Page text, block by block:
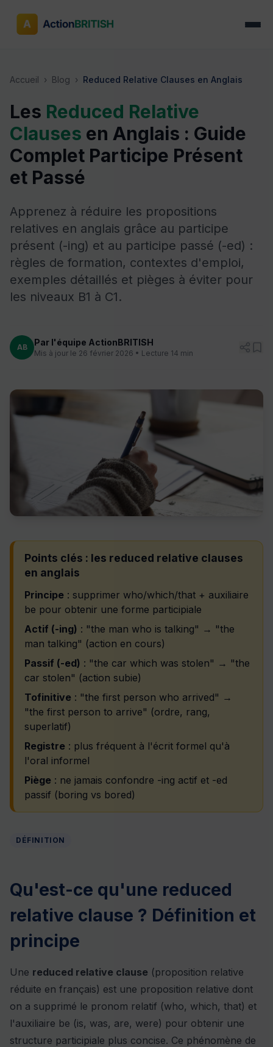
Accueil › Blog › Reduced Relative Clauses en Anglais
Les Reduced Relative
Clauses en Anglais : Guide
Complet Participe Présent
et Passé
Apprenez à réduire les propositions
relatives en anglais grâce au participe
présent (-ing) et au participe passé (-ed) :
règles de formation, contextes d'emploi,
exemples détaillés et pièges à éviter pour
les niveaux B1 à C1.
AB Par l'équipe ActionBRITISH
Mis à jour le 26 février 2026 • Lecture 14 min
Points clés : les reduced relative clauses
en anglais
Principe : supprimer who/which/that + auxiliaire
be pour obtenir une forme participiale
Actif (-ing) : "the man who is talking" → "the
man talking" (action en cours)
Passif (-ed) : "the car which was stolen" → "the
car stolen" (action subie)
Tofinitive : "the first person who arrived" →
"the first person to arrive" (ordre, rang,
superlatif)
Registre : plus fréquent à l'écrit formel qu'à
l'oral informel
Piège : ne jamais confondre -ing actif et -ed
passif (boring vs bored)
DÉFINITION
Qu'est-ce qu'une reduced
relative clause ? Définition et
principe
Une reduced relative clause (proposition relative
réduite en français) est une proposition relative dont
on a supprimé le pronom relatif (who, which, that) et
l'auxiliaire be (is, was, are, were) pour obtenir une
structure participiale plus concise. Ce phénomène de